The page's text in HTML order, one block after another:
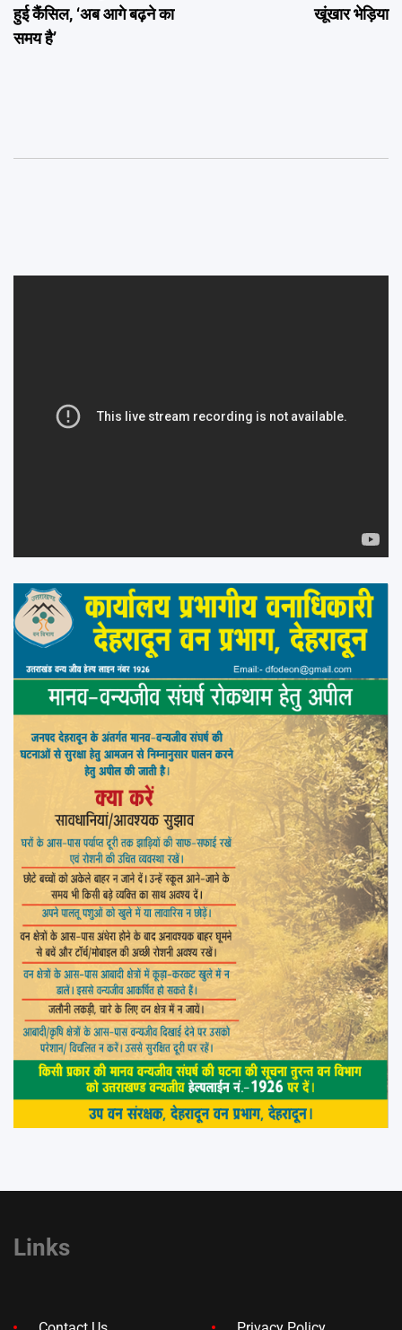
हुई कैंसिल, ‘अब आगे बढ़ने का
समय है’
खूंखार भेड़िया
Links